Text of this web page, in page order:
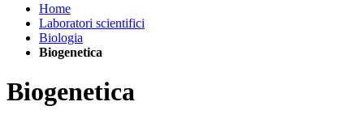
Home
Laboratori scientifici
Biologia
Biogenetica
Biogenetica